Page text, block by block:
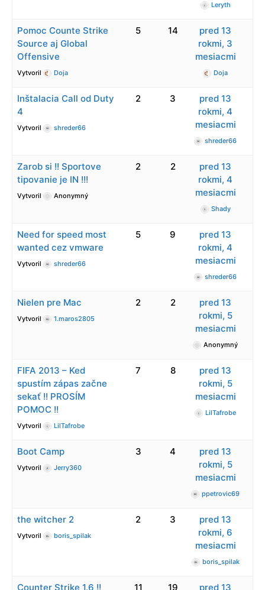
Leryth
Pomoc Counte Strike
Source aj Global
Offensive
Vytvoril Doja
5 14
pred 13
rokmi, 3
mesiacmi
Doja
Inštalacia Call od Duty
4
Vytvoril shreder66
2 3
pred 13
rokmi, 4
mesiacmi
shreder66
Zarob si !! Sportove
tipovanie je IN !!!
Vytvoril Anonymný
2 2
pred 13
rokmi, 4
mesiacmi
Shady
Need for speed most
wanted cez vmware
Vytvoril shreder66
5 9
pred 13
rokmi, 4
mesiacmi
shreder66
Nielen pre Mac
Vytvoril 1.maros2805
2 2
pred 13
rokmi, 5
mesiacmi
Anonymný
FIFA 2013 – Ked
spustím zápas začne
sekať !! PROSÍM
POMOC !!
Vytvoril LilTafrobe
7 8
pred 13
rokmi, 5
mesiacmi
LilTafrobe
Boot Camp
Vytvoril Jerry360
3 4
pred 13
rokmi, 5
mesiacmi
ppetrovic69
the witcher 2
Vytvoril boris_spilak
2 3
pred 13
rokmi, 6
mesiacmi
boris_spilak
Counter Strike 1.6 !! 11 19 pred 13